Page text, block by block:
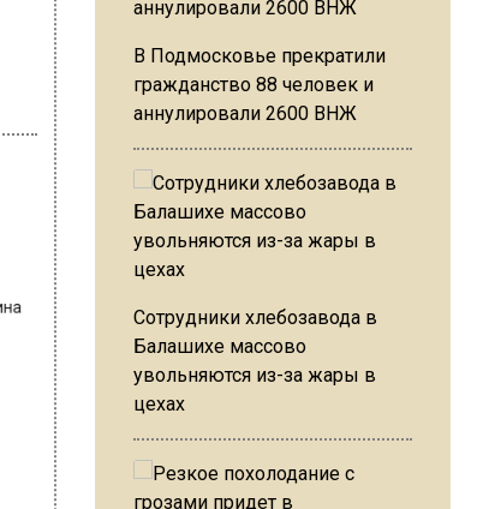
В Подмосковье прекратили
гражданство 88 человек и
аннулировали 2600 ВНЖ
Сотрудники хлебозавода в
Балашихе массово
увольняются из-за жары в
цехах